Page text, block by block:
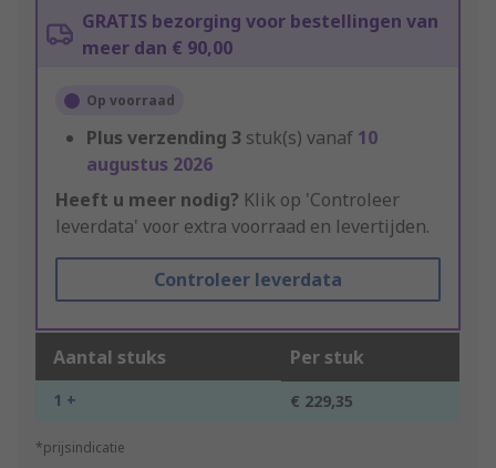
GRATIS bezorging voor bestellingen van
meer dan € 90,00
Op voorraad
Plus verzending 3 stuk(s) vanaf 10
augustus 2026
Heeft u meer nodig? Klik op 'Controleer
leverdata' voor extra voorraad en levertijden.
Controleer leverdata
Aantal stuks Per stuk
1 + € 229,35
*prijsindicatie